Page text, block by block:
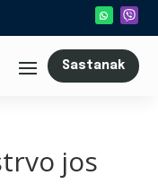
Sastanak
jos